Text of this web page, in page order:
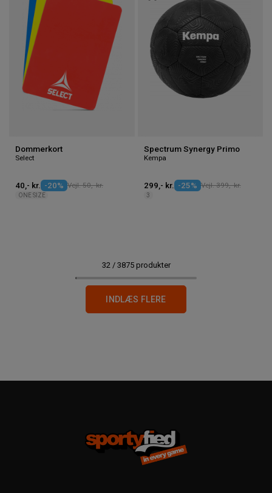
ønskeliste
Dommerkort
Select
40,- kr. -20% Vejl. 50,- kr.
ONE SIZE
Spectrum Synergy Primo
Kempa
299,- kr. -25% Vejl. 399,- kr.
3
32 / 3875produkter
INDLÆS FLERE